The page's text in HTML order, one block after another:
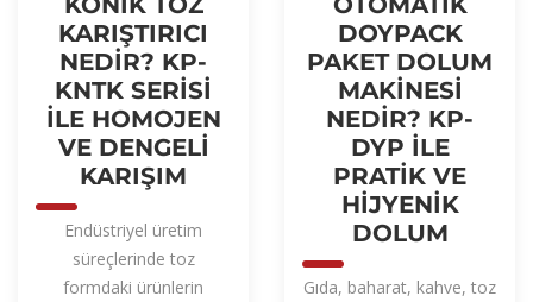
DOYPACK
PAKET DOLUM
MAKINESI
NEDIR? KP-
DYP ILE
PRATIK VE
HIJYENIK
DOLUM
Gıda, baharat, kahve, toz
KARIŞTIRICI
NEDIR? KP-
KNTK SERISI
ILE HOMOJEN
VE DENGELI
KARIŞIM
Endüstriyel üretim
süreçlerinde toz
formdaki ürünlerin